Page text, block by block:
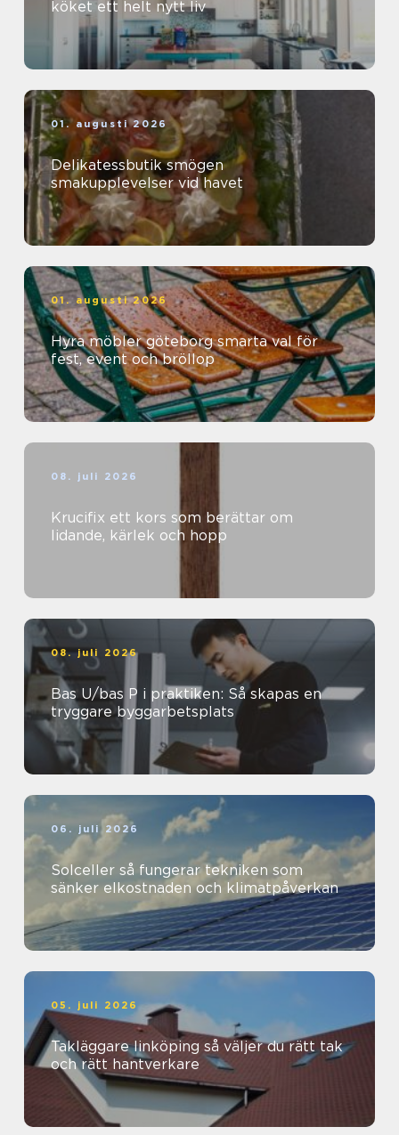
köket ett helt nytt liv
01. augusti 2026
Delikatessbutik smögen
smakupplevelser vid havet
01. augusti 2026
Hyra möbler göteborg smarta val för
fest, event och bröllop
08. juli 2026
Krucifix ett kors som berättar om
lidande, kärlek och hopp
08. juli 2026
Bas U/bas P i praktiken: Så skapas en
tryggare byggarbetsplats
06. juli 2026
Solceller så fungerar tekniken som
sänker elkostnaden och klimatpåverkan
05. juli 2026
Takläggare linköping så väljer du rätt tak
och rätt hantverkare